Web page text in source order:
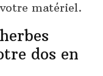
matériel.
dos en